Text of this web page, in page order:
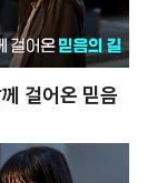
걸어온 믿음